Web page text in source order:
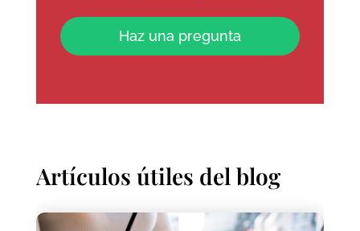
Haz una pregunta
Artículos útiles del blog